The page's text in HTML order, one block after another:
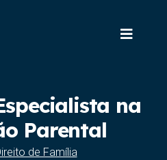
na
Parental
de Família